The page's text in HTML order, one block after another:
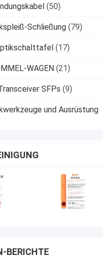
(50)
Schließung (79)
(17)
WAGEN (21)
SFPs (9)
und Ausrüstung
BERICHTE